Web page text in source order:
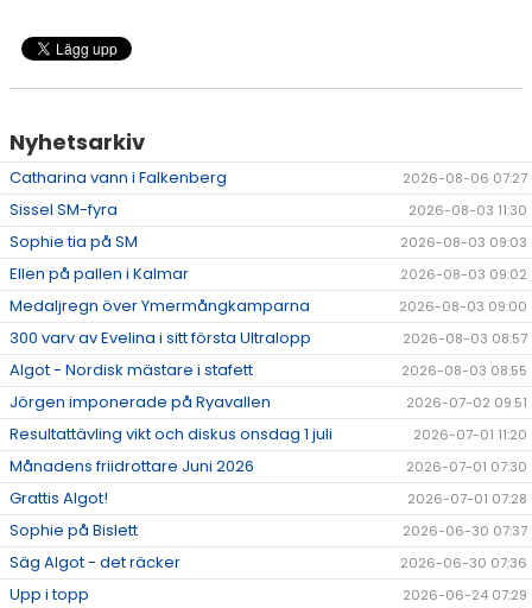
Nyhetsarkiv
Catharina vann i Falkenberg 2026-08-06 07:27
Sissel SM-fyra 2026-08-03 11:30
Sophie tia på SM 2026-08-03 09:03
Ellen på pallen i Kalmar 2026-08-03 09:02
Medaljregn över Ymermångkamparna 2026-08-03 09:00
300 varv av Evelina i sitt första Ultralopp 2026-08-03 08:57
Algot - Nordisk mästare i stafett 2026-08-03 08:55
Jörgen imponerade på Ryavallen 2026-07-02 09:51
Resultattävling vikt och diskus onsdag 1 juli 2026-07-01 11:20
Månadens friidrottare Juni 2026 2026-07-01 07:30
Grattis Algot! 2026-07-01 07:28
Sophie på Bislett 2026-06-30 07:37
Säg Algot - det räcker 2026-06-30 07:36
Upp i topp 2026-06-24 07:29